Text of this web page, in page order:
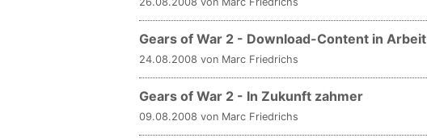
Gears of War 2 - Download-Content in Arbeit
24.08.2008 von Marc Friedrichs
Gears of War 2 - In Zukunft zahmer
09.08.2008 von Marc Friedrichs